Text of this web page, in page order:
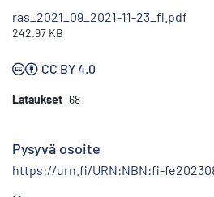
ras_2021_09_2021-11-23_fi.pdf
242.97 KB
CC BY 4.0
Lataukset 68
Pysyvä osoite
https://urn.fi/URN:NBN:fi-